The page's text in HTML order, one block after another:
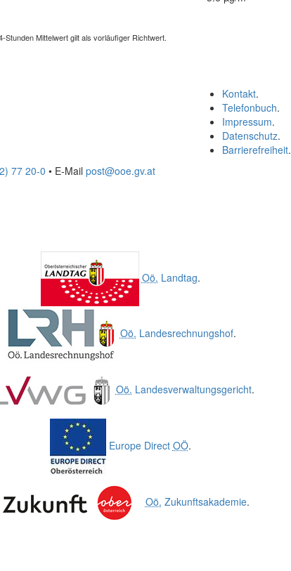
Mittelwert gilt als vorläufiger Richtwert.
Kontakt.
Telefonbuch.
Impressum.
Datenschutz.
Barrierefreiheit.
77 20-0 • E-Mail post@ooe.gv.at
Oö. Landtag.
Oö. Landesrechnungshof.
Oö. Landesverwaltungsgericht.
Europe Direct OÖ.
Oö. Zukunftsakademie.